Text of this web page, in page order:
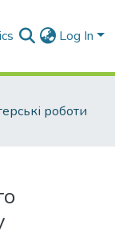
Log In
роботи